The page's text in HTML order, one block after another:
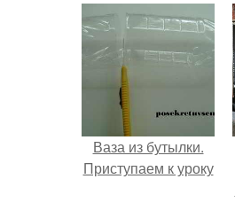
Ваза из бутылки.
Приступаем к уроку